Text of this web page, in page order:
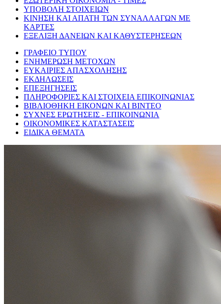
ΥΠΟΒΟΛΗ ΣΤΟΙΧΕΙΩΝ
ΚΙΝΗΣΗ ΚΑΙ ΑΠΑΤΗ ΤΩΝ ΣΥΝΑΛΛΑΓΩΝ ΜΕ
ΚΑΡΤΕΣ
ΕΞΕΛΙΞΗ ΔΑΝΕΙΩΝ ΚΑΙ ΚΑΘΥΣΤΕΡΗΣΕΩΝ
ΓΡΑΦΕΙΟ ΤΥΠΟΥ
ΕΝΗΜΕΡΩΣΗ ΜΕΤΟΧΩΝ
ΕΥΚΑΙΡΙΕΣ ΑΠΑΣΧΟΛΗΣΗΣ
ΕΚΔΗΛΩΣΕΙΣ
ΕΠΕΞΗΓΗΣΕΙΣ
ΠΛΗΡΟΦΟΡΙΕΣ ΚΑΙ ΣΤΟΙΧΕΙΑ ΕΠΙΚΟΙΝΩΝΙΑΣ
ΒΙΒΛΙΟΘΗΚΗ ΕΙΚΟΝΩΝ ΚΑΙ ΒΙΝΤΕΟ
ΣΥΧΝΕΣ ΕΡΩΤΗΣΕΙΣ - ΕΠΙΚΟΙΝΩΝΙΑ
ΟΙΚΟΝΟΜΙΚΕΣ ΚΑΤΑΣΤΑΣΕΙΣ
ΕΙΔΙΚΑ ΘΕΜΑΤΑ